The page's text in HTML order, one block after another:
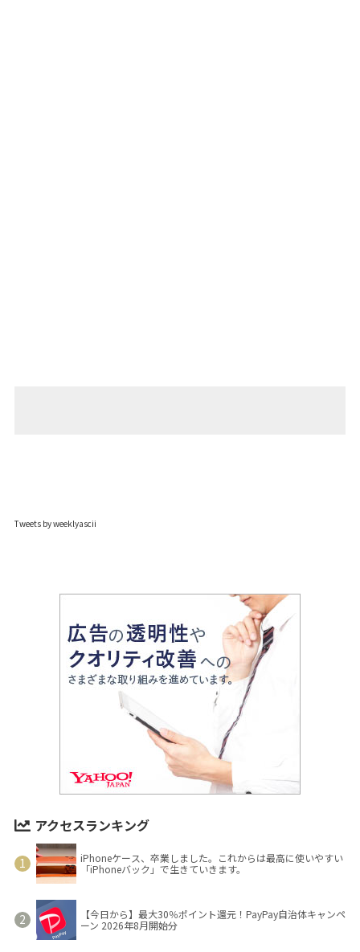
Tweets by weeklyascii
アクセスランキング
iPhoneケース、卒業しました。これからは最高に使いやすい
「iPhoneバック」で生きていきます。
【今日から】最大30％ポイント還元！PayPay自治体キャンペ
ーン 2026年8月開始分